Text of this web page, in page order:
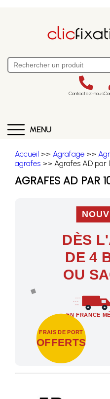
Contactez-nous
MENU
Accueil >> Agrafage >>
agrafes >> Agrafes AD par
AGRAFES AD PAR
NOUVEAU !
DÈS
DE 4
OU
EN FRANCE
FRAIS DE PORT
OFFERTS
Profitez des Frais de port